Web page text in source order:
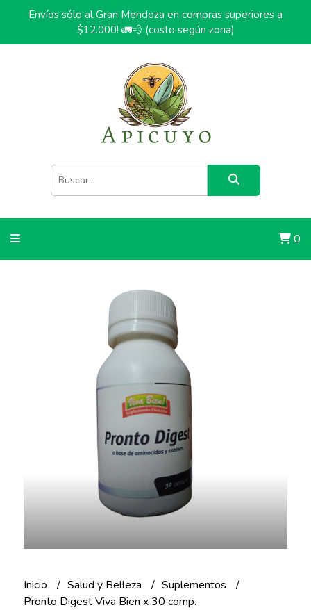
Envíos sólo al Gran Mendoza en compras superiores a
$12.000! 🚛💨 (costo según zona)
0
Inicio Salud y Belleza
Suplementos
Pronto Digest Viva Bien x 30 comp.